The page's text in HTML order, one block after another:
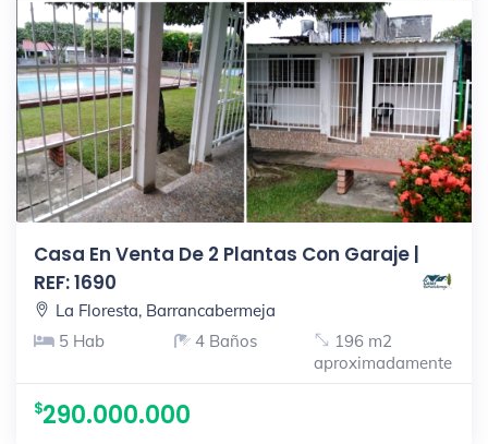
Casa En Venta De 2 Plantas Con Garaje |
REF: 1690
La Floresta, Barrancabermeja
5 Hab
4 Baños
196 m2
aproximadamente
290.000.000